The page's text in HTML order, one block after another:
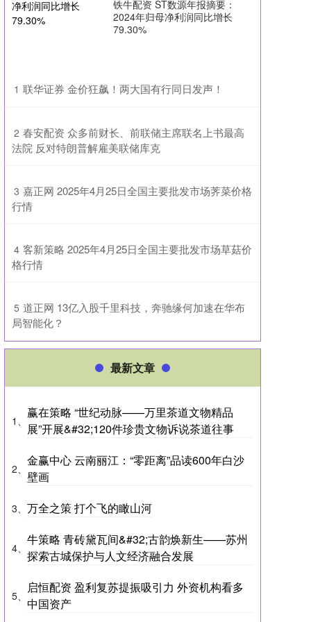
铁牛配资 ST数源年报摘要：
2024年归母净利润同比增长
79.30%
1 ​联华证券 金价狂飙！两大国有行同日发声！
2 ​春安配资 众多前财长、前联储主席联名上书最高
法院 反对特朗普解雇美联储库克
3 ​嘉正网 2025年4月25日全国主要批发市场荠菜价格
行情
4 ​客新策略 2025年4月25日全国主要批发市场草菇价
格行情
5 ​道正网 13亿入股千里科技，奔驰缘何加速在华布
局智能化？
最新文章
1、
赢在策略 “世纪动脉——万里茶道文物精品
展”开展&#32;120件珍贵文物诉说茶道往事
2、
金赢中心 云南丽江：“零距离”品读600年白沙
壁画
3、 万全之策 打个飞的瞰山河
4、
牛策略 青砖黛瓦间&#32;古韵焕新生——苏州
探索古城保护与人文经济融合发展
5、
启恒配资 盈利复苏提振吸引力 外资机构看多
中国资产